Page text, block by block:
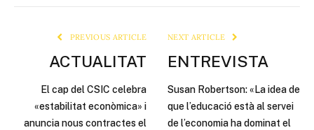
PREVIOUS ARTICLE
ACTUALITAT
El cap del CSIC celebra
«estabilitat econòmica» i
anuncia nous contractes el
NEXT ARTICLE
ENTREVISTA
Susan Robertson: «La idea de
que l’educació està al servei
de l’economia ha dominat el